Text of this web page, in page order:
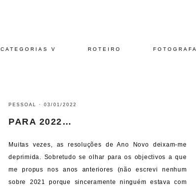
CATEGORIAS V ROTEIRO
PESSOAL ·03/01/2022
PARA 2022…
Muitas vezes, as resoluções de Ano Novo deixam-me
deprimida. Sobretudo se olhar para os objectivos a que
me propus nos anos anteriores (não escrevi nenhum
sobre 2021 porque sinceramente ninguém estava com